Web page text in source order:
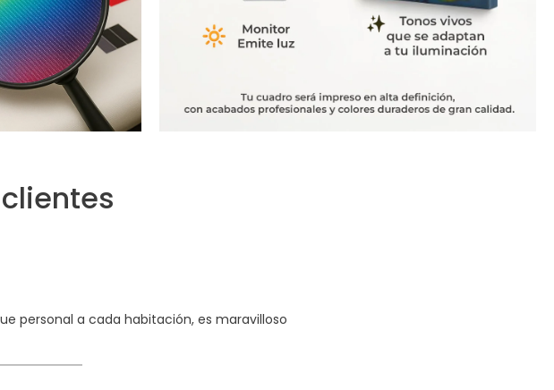
personal a cada habitación, es maravilloso